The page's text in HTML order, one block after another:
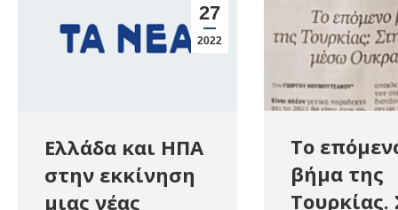
27
2022
Ελλάδα και ΗΠΑ
στην εκκίνηση
μιας νέας
Το
βήμα της
Τουρκίας.